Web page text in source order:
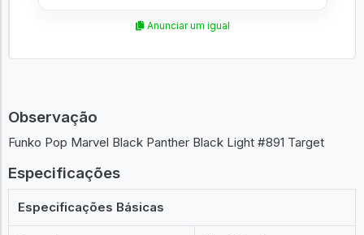
Anunciar um igual
Observação
Funko Pop Marvel Black Panther Black Light #891 Target
Especificações
Especificações Básicas